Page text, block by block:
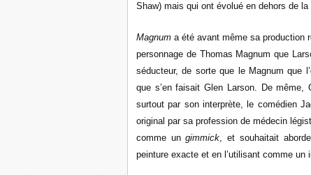
Shaw) mais qui ont évolué en dehors de
Magnum a été avant même sa production
personnage de Thomas Magnum que
séducteur, de sorte que le Magnum que
que s’en faisait Glen Larson. De même,
surtout par son interprète, le comédien
original par sa profession de médecin
comme ungimmick, et souhaitait
peinture exacte et en l’utilisant comme